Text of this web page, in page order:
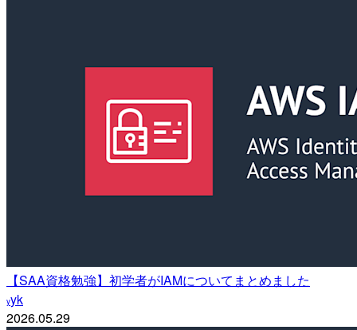
【SAA資格勉強】初学者がIAMについてまとめました
yyk
2026.05.29